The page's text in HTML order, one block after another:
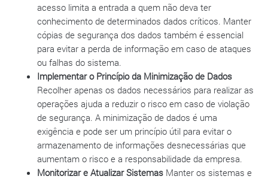
acesso limita a entrada a quem não deva ter
conhecimento de determinados dados críticos. Manter
cópias de segurança dos dados também é essencial
para evitar a perda de informação em caso de ataques
ou falhas do sistema.
Implementar o Princípio da Minimização de Dados
Recolher apenas os dados necessários para realizar as
operações ajuda a reduzir o risco em caso de violação
de segurança. A minimização de dados é uma
exigência e pode ser um princípio útil para evitar o
armazenamento de informações desnecessárias que
aumentam o risco e a responsabilidade da empresa.
Monitorizar e Atualizar Sistemas Manter os sistemas e